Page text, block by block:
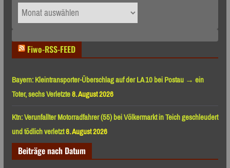
Archiv
nach
Fiwo-RSS-FEED
Bayern: Kleintransporter-Überschlag auf der LA 10 bei Postau → ein
Toter, sechs Verletzte8. August 2026
Ktn: Verunfallter Motorradfahrer (55) bei Völkermarkt in Teich geschleudert
und tödlich verletzt8. August 2026
Beiträge nach Datum